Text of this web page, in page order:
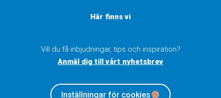
Här finns vi
Vill du få inbjudningar, tips och inspiration?
Anmäl dig till vårt nyhetsbrev
Inställningar för cookies